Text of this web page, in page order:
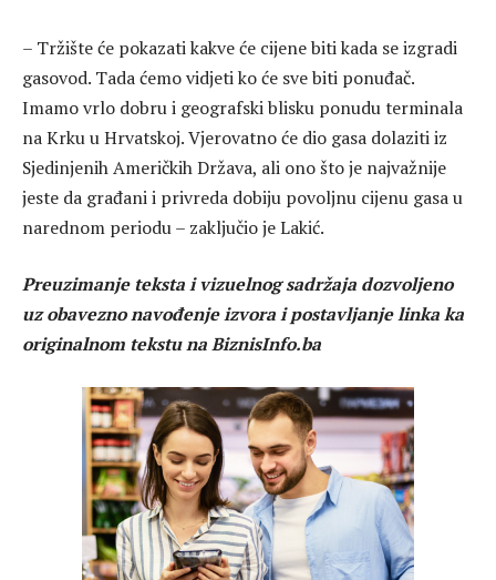
– Tržište će pokazati kakve će cijene biti kada se izgradi
gasovod. Tada ćemo vidjeti ko će sve biti ponuđač.
Imamo vrlo dobru i geografski blisku ponudu terminala
na Krku u Hrvatskoj. Vjerovatno će dio gasa dolaziti iz
Sjedinjenih Američkih Država, ali ono što je najvažnije
jeste da građani i privreda dobiju povoljnu cijenu gasa u
narednom periodu – zaključio je Lakić.
Preuzimanje teksta i vizuelnog sadržaja dozvoljeno
uz obavezno navođenje izvora i postavljanje linka ka
originalnom tekstu na BiznisInfo.ba